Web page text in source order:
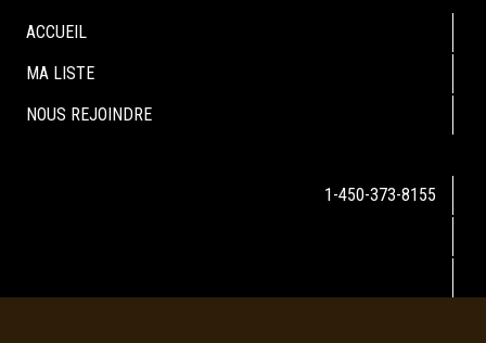
ACCUEIL
MA LISTE
NOUS REJOINDRE
1-450-373-8155